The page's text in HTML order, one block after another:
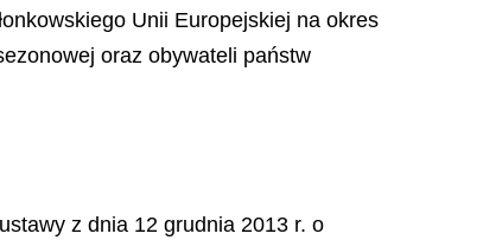
Unii Europejskiej na okres
oraz obywateli państw
z dnia 12 grudnia 2013 r. o